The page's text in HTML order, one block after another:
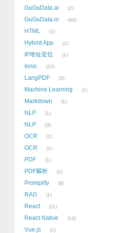
GuGuData.ai 2
GuGuData.io 44
HTML 1
Hybrid App 1
IP地址定位 1
Ionic 22
LangPDF 3
Machine Learning 1
Markdown 1
NLP 1
NLP 3
OCR 2
OCR 1
PDF 1
PDF解析 1
Promplify 6
RAG 1
React 11
React Native 13
Vue.js 1